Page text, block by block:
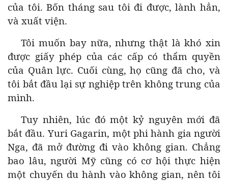
của tôi. Bốn tháng sau tôi đi được, lành hẳn,
và xuất viện.
Tôi muốn bay nữa, nhưng thật là khó xin
được giấy phép của các cấp có thẩm quyền
của Quân lực. Cuối cùng, họ cũng đã cho, và
tôi bắt đầu lại sự nghiệp trên không trung của
mình.
Tuy nhiên, lúc đó một kỷ nguyên mới đã
bắt đầu. Yuri Gagarin, một phi hành gia người
Nga, đã mở đường đi vào không gian. Chẳng
bao lâu, người Mỹ cũng có cơ hội thực hiện
một chuyến du hành vào không gian, nên tôi